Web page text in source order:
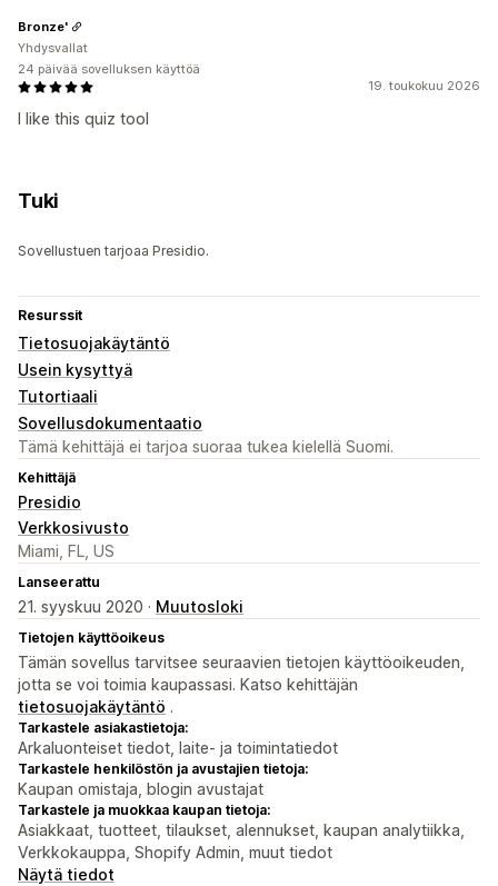
19. toukokuu 2026
I like this quiz tool
Bronze'
Yhdysvallat
24 päivää sovelluksen käyttöä
Tuki
Sovellustuen tarjoaa Presidio.
Resurssit
Tietosuojakäytäntö
Usein kysyttyä
Tutortiaali
Sovellusdokumentaatio
Tämä kehittäjä ei tarjoa suoraa tukea kielellä Suomi.
Kehittäjä
Presidio
Verkkosivusto
Miami, FL, US
Lanseerattu
21. syyskuu 2020 · Muutosloki
Tietojen käyttöoikeus
Tämän sovellus tarvitsee seuraavien tietojen käyttöoikeuden,
jotta se voi toimia kaupassasi. Katso kehittäjän
tietosuojakäytäntö .
Tarkastele asiakastietoja:
Arkaluonteiset tiedot, laite- ja toimintatiedot
Tarkastele henkilöstön ja avustajien tietoja:
Kaupan omistaja, blogin avustajat
Tarkastele ja muokkaa kaupan tietoja:
Asiakkaat, tuotteet, tilaukset, alennukset, kaupan analytiikka,
Verkkokauppa, Shopify Admin, muut tiedot
Näytä tiedot